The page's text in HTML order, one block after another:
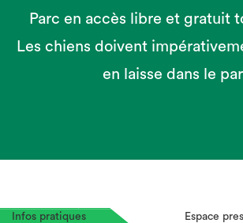
Parc en accès libre et gratuit
Les chiens doivent
en laisse dans le
Infos pratiques Espace